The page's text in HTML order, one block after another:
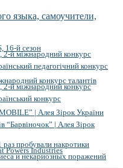
16-й сезон
міжнародний конкурс
педагогічний конкурс
конкурс талантів
міжнародний конкурс
конкурс
| Алея Зірок України
“Барвіночок” | Алея Зірок
раз пробували накротики
Powers Industries
и некариозных поражений